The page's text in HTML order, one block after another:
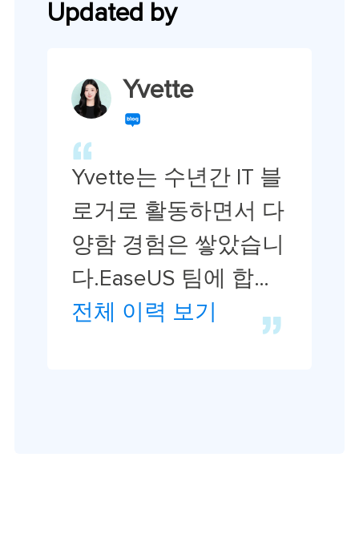
Updated by
Yvette
Yvette는 수년간 IT 블
로거로 활동하면서 다
양함 경험은 쌓았습니
다.EaseUS 팀에 합류
한 이후 EaseUS 웹사
전체 이력 보기